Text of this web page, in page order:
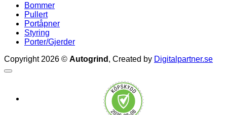
Bommer
Pullert
Portåpner
Styring
Porter/Gjerder
Copyright 2026 © Autogrind , Created by Digitalpartner.se